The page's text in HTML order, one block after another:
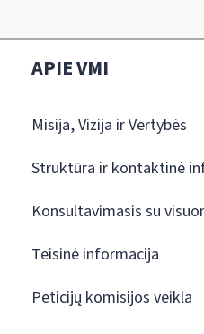
APIE VMI
Misija, Vizija ir Vertybės
Struktūra ir kontaktinė
Konsultavimasis su
Teisinė informacija
Peticijų komisijos veikla